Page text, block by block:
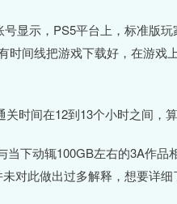
显示，PS5平台上，标准版
时间线把游戏下载好，在游戏
时间在12到13个小时之间，
当下动辄100GB左右的3A作
对此做出过多解释，想要详